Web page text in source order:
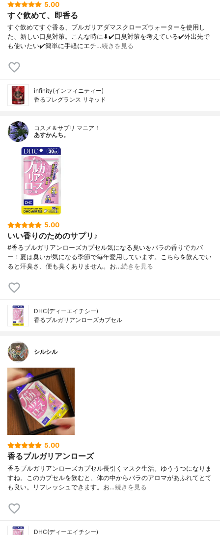
5.00
すぐ飲めて、即香る
すぐ飲めてすぐ香る、ブルガリアダマスクローズウォーターを使用し
た、新しい口臭対策。こんな時に⬇✔️口臭対策を考えている✔️外出先で
も使いたい✔️簡単に手軽にエチ…続きを見る
infinity(インフィニティー)
香るフレグランス リキッド
コスメ＆サプリ マニア！
あすかんち。
5.00
いい香りのためのサプリ♪
#香るブルガリアンローズカプセル気になる臭いをバラの香りでカバ
ー！夏は臭いが気になる季節で毎年愛用しています。こちらを飲んでい
ると汗臭さ、便も臭くありません。お…続きを見る
DHC(ディーエイチシー)
香るブルガリアンローズカプセル
シルシル
5.00
香るブルガリアンローズ
香るブルガリアンローズカプセル長引くマスク生活。ゆううつになりま
すね。このカプセルを飲むと、体の中からバラのアロマがあふれてとて
も良い。リフレッシュできます。お…続きを見る
DHC(ディーエイチシー)